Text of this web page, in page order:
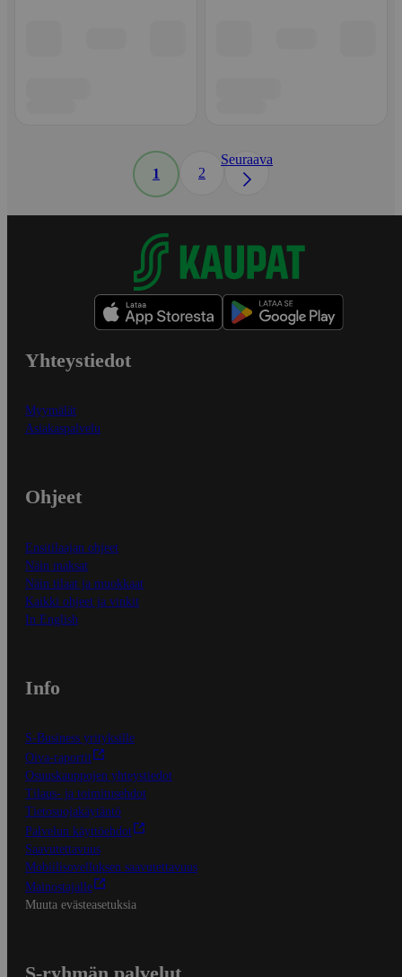
1 2
Seuraava
Yhteystiedot
Myymälät
Asiakaspalvelu
Ohjeet
Ensitilaajan ohjeet
Näin maksat
Näin tilaat ja muokkaat
Kaikki ohjeet ja vinkit
In English
Info
S-Business yrityksille
Oiva-raportit
Osuuskauppojen yhteystiedot
Tilaus- ja toimitusehdot
Tietosuojakäytäntö
Palvelun käyttöehdot
Saavutettavuus
Mobiilisovelluksen saavutettavuus
Mainostajalle
Muuta evästeasetuksia